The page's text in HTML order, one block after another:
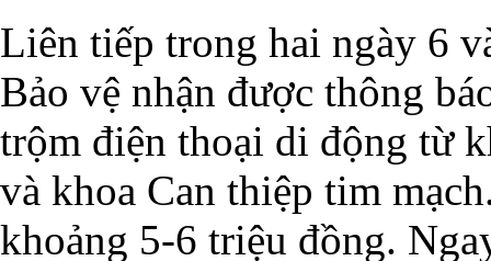
Liên tiếp trong hai ngày 6
Bảo vệ nhận được thông
trộm điện thoại di động từ
và khoa Can thiệp tim
khoảng 5-6 triệu đồng.